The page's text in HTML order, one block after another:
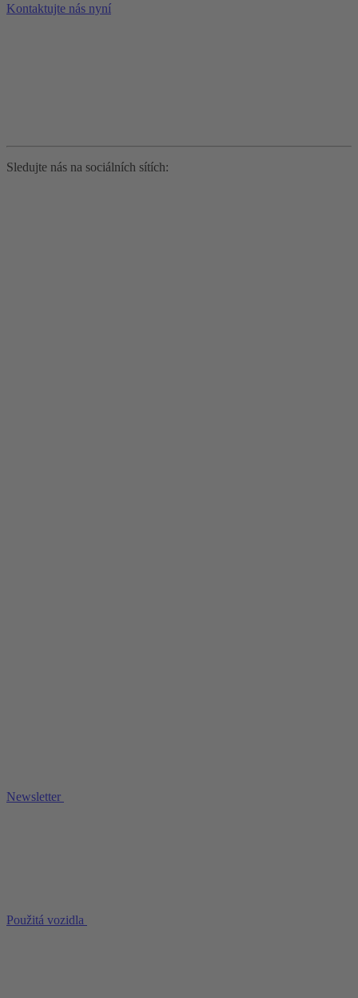
Kontaktujte nás nyní
Sledujte nás na sociálních sítích:
Newsletter
Použitá vozidla